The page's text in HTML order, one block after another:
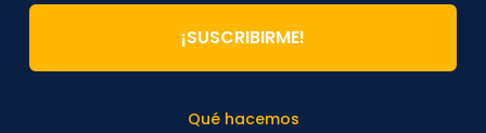
Qué hacemos
¡SUSCRIBIRME!